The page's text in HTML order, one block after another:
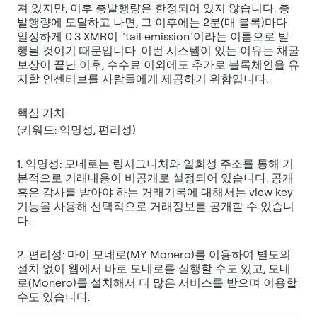
져 있지만, 이후 총발행량은 한정되어 있지 않습니다. 총
발행량에 도달하고 나면, 그 이후에는 2분(매 블록)마다
일정하게 0.3 XMR이 "tail emission"이라는 이름으로 발
행될 것이기 때문입니다. 이런 시스템이 있는 이유는 채굴
보상이 끝난 이후, 수수료 이외에도 추가로 블록체인을 유
1. 익명성: 모네로는 링시그니처와 일회성 주소를 통해 기
본적으로 거래내용이 비공개로 설정되어 있습니다. 공개
혹은 감사를 받아야 하는 거래기록에 대해서는 view key
기능을 사용해 선택적으로 거래정보를 공개할 수 있습니
2. 편리성: 마이 모네로(MY Monero)를 이용하여 별도의
설치 없이 웹에서 바로 모네로를 실행할 수도 있고, 모네
로(Monero)를 설치해서 더 많은 서비스를 받으며 이용할
수도 있습니다.